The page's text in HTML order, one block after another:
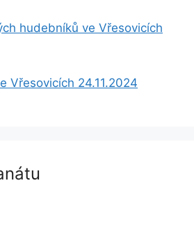
hudebníků ve Vřesovicích
Vřesovicích 24.11.2024